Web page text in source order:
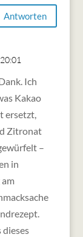
Antworten
Ich
Kakao
ersetzt,
Zitronat
–
in